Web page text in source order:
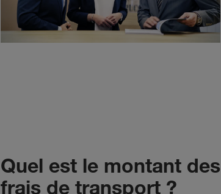
Quel est le montant des
frais de transport ?